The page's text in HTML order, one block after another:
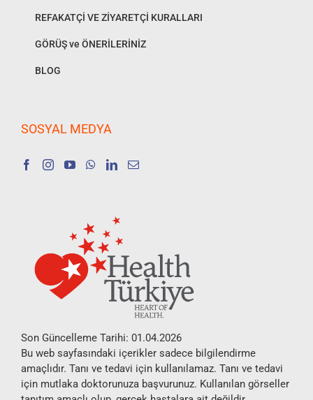
REFAKATÇİ VE ZİYARETÇİ KURALLARI
GÖRÜŞ ve ÖNERİLERİNİZ
BLOG
SOSYAL MEDYA
Son Güncelleme Tarihi: 01.04.2026
Bu web sayfasındaki içerikler sadece bilgilendirme
amaçlıdır. Tanı ve tedavi için kullanılamaz. Tanı ve tedavi
için mutlaka doktorunuza başvurunuz. Kullanılan görseller